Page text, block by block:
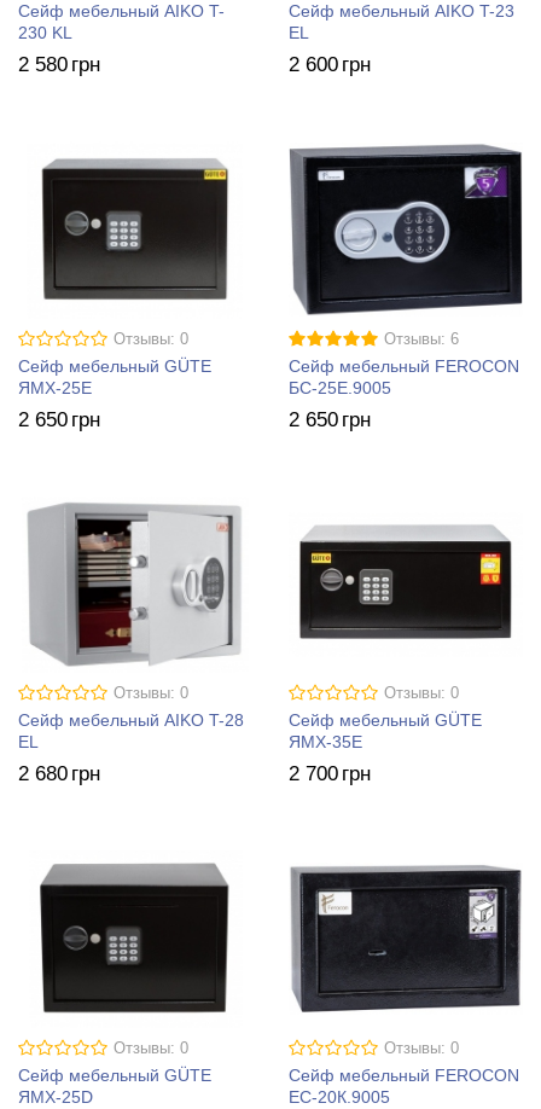
Сейф мебельный AIKO T-
230 KL
2 580 грн
Сейф мебельный AIKO T-23
EL
2 600 грн
Отзывы: 0
Сейф мебельный GÜTE
ЯМХ-25Е
2 650 грн
Отзывы: 6
Сейф мебельный FEROCON
БС-25Е.9005
2 650 грн
Отзывы: 0
Сейф мебельный AIKO T-28
EL
2 680 грн
Отзывы: 0
Сейф мебельный GÜTE
ЯМХ-35Е
2 700 грн
Отзывы: 0
Сейф мебельный GÜTE
ЯМХ-25D
Отзывы: 0
Сейф мебельный FEROCON
ЕС-20К.9005